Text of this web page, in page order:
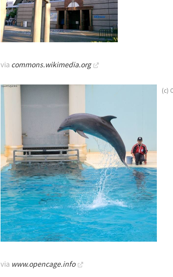
via commons.wikimedia.org
(c)
via www.opencage.info